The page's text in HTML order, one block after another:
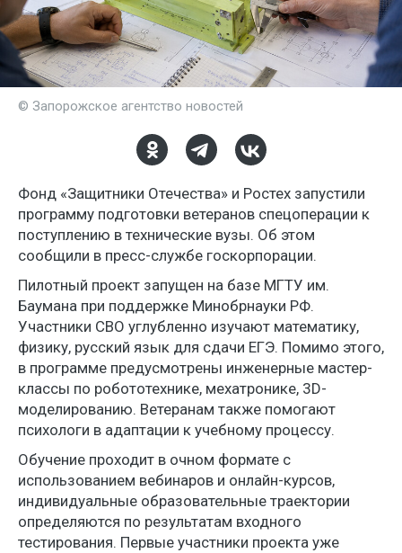
© Запорожское агентство новостей
Фонд «Защитники Отечества» и Ростех запустили
программу подготовки ветеранов спецоперации к
поступлению в технические вузы. Об этом
сообщили в пресс-службе госкорпорации.
Пилотный проект запущен на базе МГТУ им.
Баумана при поддержке Минобрнауки РФ.
Участники СВО углубленно изучают математику,
физику, русский язык для сдачи ЕГЭ. Помимо этого,
в программе предусмотрены инженерные мастер-
классы по робототехнике, мехатронике, 3D-
моделированию. Ветеранам также помогают
психологи в адаптации к учебному процессу.
Обучение проходит в очном формате с
использованием вебинаров и онлайн-курсов,
индивидуальные образовательные траектории
определяются по результатам входного
тестирования. Первые участники проекта уже